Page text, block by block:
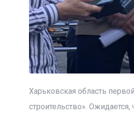
Харьковская область
строительство».